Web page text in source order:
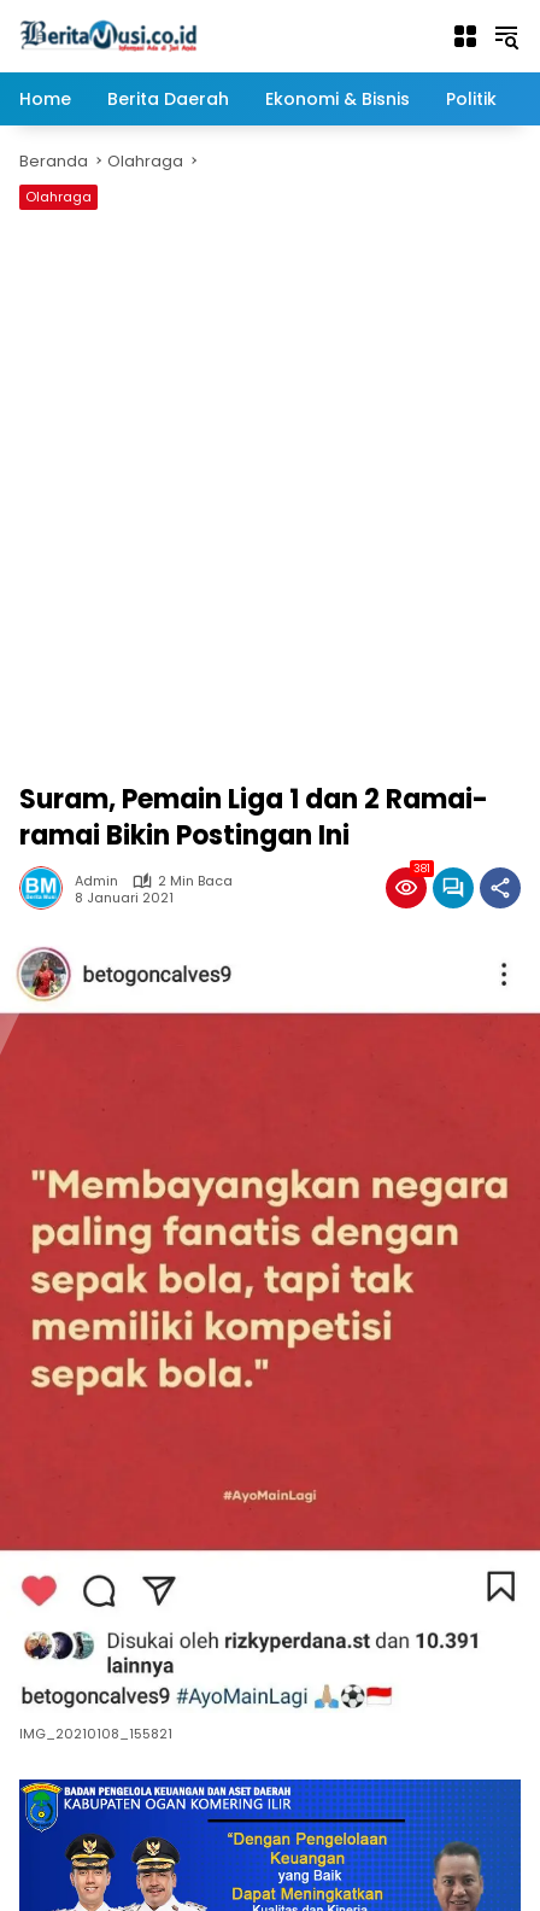
Home
Berita Daerah Ekonomi & Bisnis Politik
Beranda Olahraga
Olahraga
Suram, Pemain Liga 1 dan 2 Ramai-
ramai Bikin Postingan Ini
Admin
2 Min Baca
8 Januari 2021
381
IMG_20210108_155821